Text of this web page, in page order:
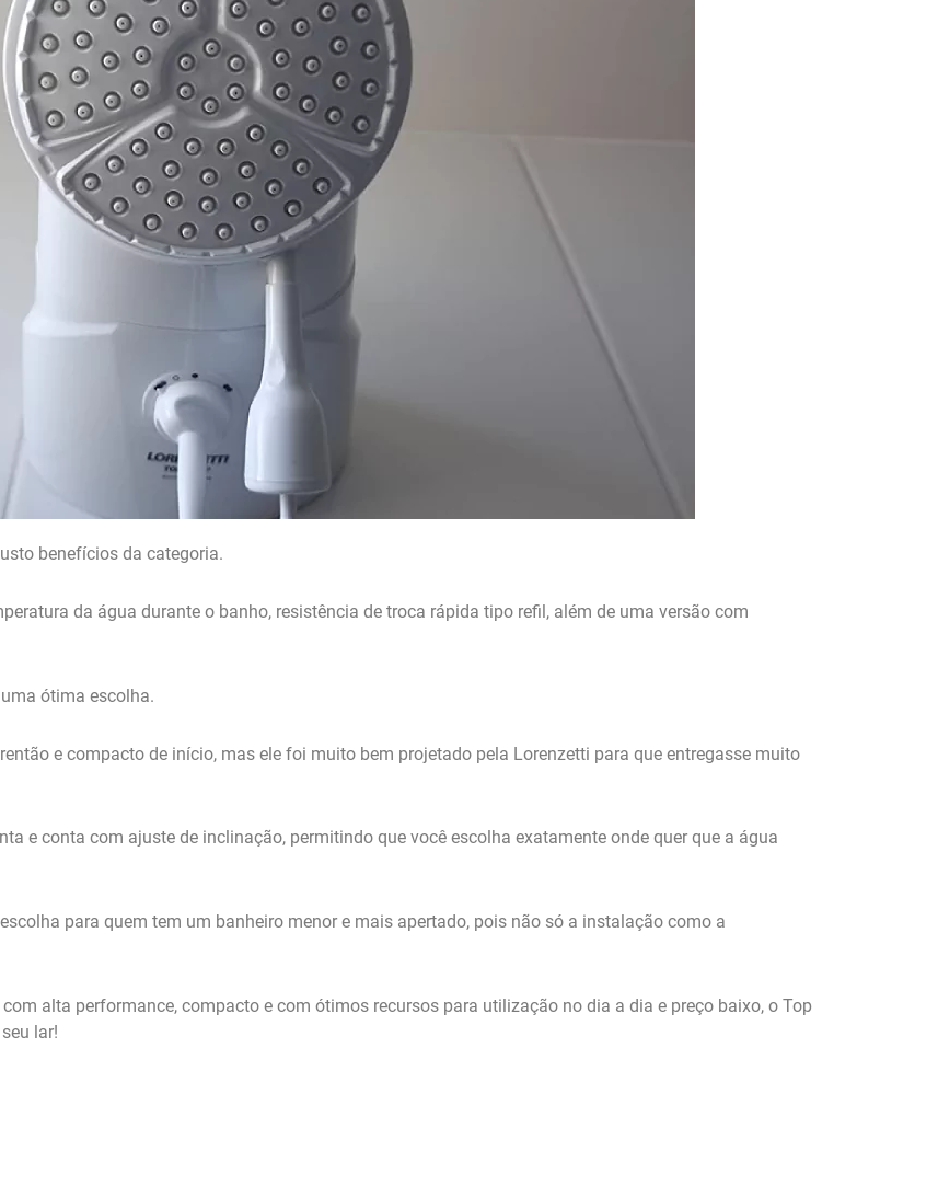
benefícios da categoria.
da água durante o banho, resistência de troca rápida tipo refil, além de uma versão com
ótima escolha.
e compacto de início, mas ele foi muito bem projetado pela Lorenzetti para que entregasse muito
e conta com ajuste de inclinação, permitindo que você escolha exatamente onde quer que a água
para quem tem um banheiro menor e mais apertado, pois não só a instalação como a
alta performance, compacto e com ótimos recursos para utilização no dia a dia e preço baixo, o Top
lar!